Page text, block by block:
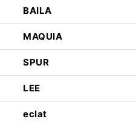
BAILA
MAQUIA
SPUR
LEE
eclat